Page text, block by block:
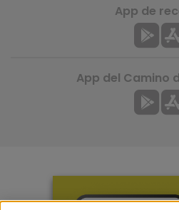
App de
App del Camino